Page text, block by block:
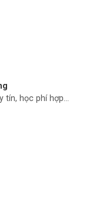
học phí hợp...